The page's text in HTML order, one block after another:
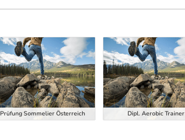
Prüfung Sommelier Österreich Dipl. Aerobic Trainer